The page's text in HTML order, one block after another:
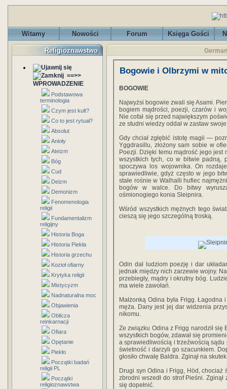
Witamy Nowości Forum Księga Gości
Religioznawstwo
==>>
WPROWADZENIE
Podstawowa
terminologia
Czym jest kult?
Co to jest rytuał?
Absolut
Anioły
Ateizm
Bóg
Cud
Deizm
Demonizm
Fenomenologia
religii
Fundamentalizm
religijny
Historia Boga
Historia Piekła
Historia grzechu
Kozioł ofiarny
Krytyka religii
Mistycyzm
Nadnaturalna moc
Objawienia
Oblicza
reinkarnacji
Ofiara
Opętanie
Piekło
Początki badań
religii PL
Początki
religioznawstwa
Bogowie i Olbrzymi w
BOGOWIE
Najwyżsi bogowie zwali się Asami.
bogiem mądrości, poezji, czarów i
Nie cofał się przed największym
ze studni wiedzy oddał w zastaw
Gdy chciał zgłębić istotę magii —
Yggdrasillu, złożony sam sobie w
Poezji. Dzięki temu mądrość jego jest
wszystkich tych, co w bitwie padną,
spoczywa los wojownika. On
sprawiedliwie, gdyż często w jego
stałe rośnie w Walhalli hufiec
bogów w walce. Do bitwy
ośmionogiego konia Sleipnira.
Wśród wszystkich mężnych tego
cieszą się jego szczególną troską.
Odin dał ludziom poezję i dar
jednak między nich zarzewie wojny.
przebiegły, mądry i okrutny bóg.
ma wiele zawołań.
Małżonką Odina była Frigg.
męża. Dany jest jej dar widzenia
nikomu.
Ze związku Odina z Frigg narodził
wszystkich bogów, zdawał się
a sprawiedliwością i trzeźwością sądu
świetność i darzyli go szacunkiem.
głosiło chwałę Baldra. Zginął na
Drugi syn Odina i Frigg, Höd, chociaż
zbrodni wszedł do strof Pieśni.
się dopełnić.